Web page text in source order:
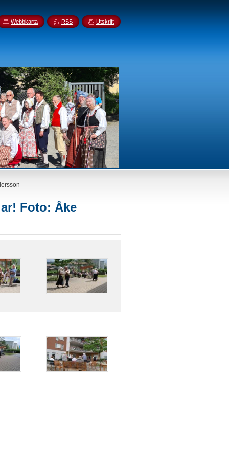
Foto: Åke
Webbkarta RSS Utskrift